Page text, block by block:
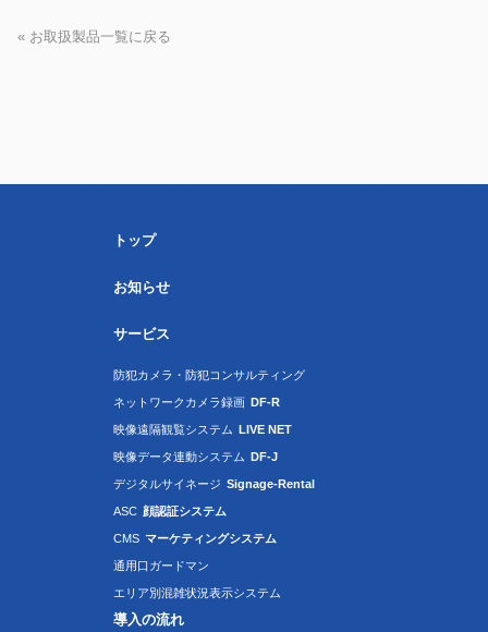
« お取扱製品一覧に戻る
トップ
お知らせ
サービス
防犯カメラ・防犯コンサルティング
ネットワークカメラ録画 DF-R
映像遠隔観覧システム LIVE NET
映像データ連動システム DF-J
デジタルサイネージ Signage-Rental
ASC 顔認証システム
CMS マーケティングシステム
通用口ガードマン
エリア別混雑状況表示システム
導入の流れ